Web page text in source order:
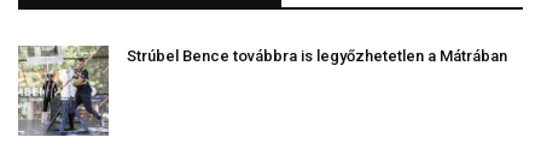
Strúbel Bence továbbra is legyőzhetetlen a Mátrában